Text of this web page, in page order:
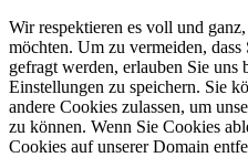
Nutzen für den
Wir respektieren es voll und
möchten. Um zu vermeiden,
gefragt werden, erlauben Sie
Einstellungen zu speichern. Sie
andere Cookies zulassen, um
zu können. Wenn Sie Cookies
Cookies auf unserer Domain